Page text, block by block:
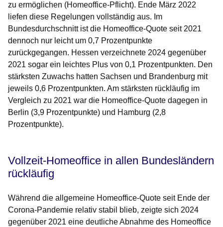
zu ermöglichen (Homeoffice-Pflicht). Ende März 2022
liefen diese Regelungen vollständig aus. Im
Bundesdurchschnitt ist die Homeoffice-Quote seit 2021
dennoch nur leicht um 0,7 Prozentpunkte
zurückgegangen. Hessen verzeichnete 2024 gegenüber
2021 sogar ein leichtes Plus von 0,1 Prozentpunkten. Den
stärksten Zuwachs hatten Sachsen und Brandenburg mit
jeweils 0,6 Prozentpunkten. Am stärksten rückläufig im
Vergleich zu 2021 war die Homeoffice-Quote dagegen in
Berlin (3,9 Prozentpunkte) und Hamburg (2,8
Prozentpunkte).
Vollzeit-Homeoffice in allen Bundesländern
rückläufig
Während die allgemeine Homeoffice-Quote seit Ende der
Corona-Pandemie relativ stabil blieb, zeigte sich 2024
gegenüber 2021 eine deutliche Abnahme des Homeoffice